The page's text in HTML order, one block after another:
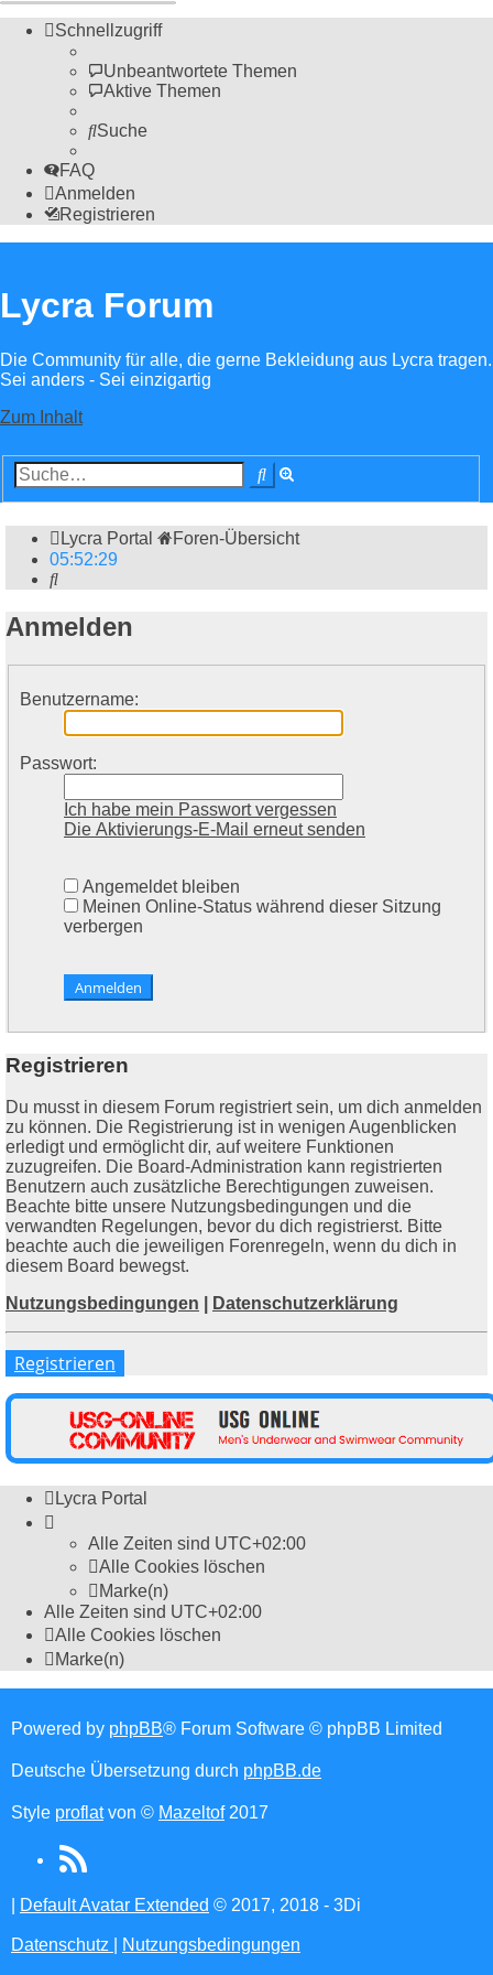
Schnellzugriff
Unbeantwortete Themen
Aktive Themen
Suche
FAQ
Anmelden
Registrieren
Lycra Forum
Die Community für alle, die gerne Bekleidung aus Lycra tragen.
Sei anders - Sei einzigartig
Zum Inhalt
Suche
Lycra Portal
Foren-Übersicht
05:52:29
Suche
Anmelden
Benutzername:
Passwort:
Ich habe mein Passwort vergessen
Die Aktivierungs-E-Mail erneut senden
Angemeldet bleiben
Meinen Online-Status während dieser Sitzung
verbergen
Registrieren
Du musst in diesem Forum registriert sein, um dich anmelden
zu können. Die Registrierung ist in wenigen Augenblicken
erledigt und ermöglicht dir, auf weitere Funktionen
zuzugreifen. Die Board-Administration kann registrierten
Benutzern auch zusätzliche Berechtigungen zuweisen.
Beachte bitte unsere Nutzungsbedingungen und die
verwandten Regelungen, bevor du dich registrierst. Bitte
beachte auch die jeweiligen Forenregeln, wenn du dich in
diesem Board bewegst.
Nutzungsbedingungen
Datenschutzerklärung
Registrieren
Lycra Portal
Alle Zeiten sind UTC+02:00
Alle Cookies löschen
Marke(n)
Alle Zeiten sind UTC+02:00
Alle Cookies löschen
Marke(n)
Powered by phpBB® Forum Software © phpBB Limited
Deutsche Übersetzung durch phpBB.de
Style proflatvon © Mazeltof2017
RSS
(Opens
Default Avatar Extended © 2017, 2018 - 3Di
Datenschutz Nutzungsbedingungen